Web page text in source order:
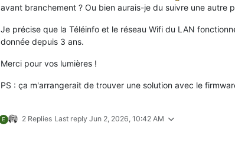
avant branchement ? Ou bien aurais-je du suivre une autre
Je précise que la Téléinfo et le réseau Wifi du LAN
donnée depuis 3 ans.
Merci pour vos lumières !
PS : ça m'arrangerait de trouver une solution avec le
E 2 Replies Last reply Jun 2, 2026, 10:42 AM